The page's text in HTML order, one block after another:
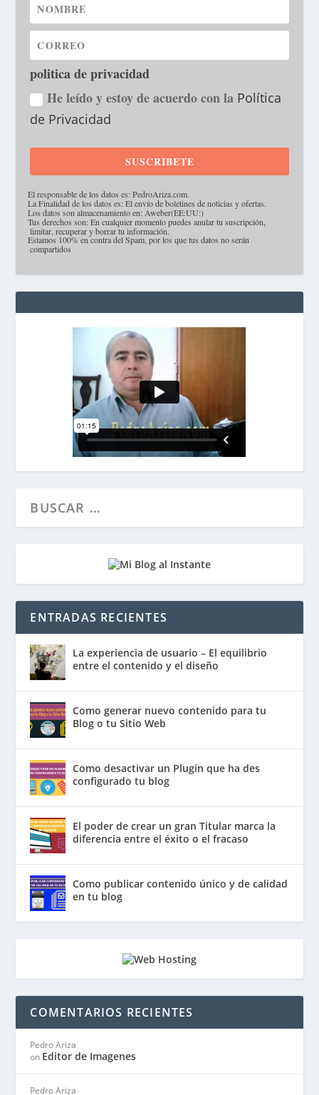
politica de privacidad
He leído y estoy de acuerdo con la Política
de Privacidad
SUSCRIBETE
El responsable de los datos es: PedroAriza.com.
La Finalidad de los datos es: El envío de boletines de noticias y ofertas.
Los datos son almacenamiento en: Aweber(EE:UU:)
Tus derechos son: En cualquier momento puedes anular tu suscripción,
limitar, recuperar y borrar tu información.
Estamos 100% en contra del Spam, por los que tus datos no serán
compartidos
ENTRADAS RECIENTES
La experiencia de usuario – El equilibrio
entre el contenido y el diseño
Como generar nuevo contenido para tu
Blog o tu Sitio Web
Como desactivar un Plugin que ha des
configurado tu blog
El poder de crear un gran Titular marca la
diferencia entre el éxito o el fracaso
Como publicar contenido único y de calidad
en tu blog
COMENTARIOS RECIENTES
Pedro Ariza
on Editor de Imagenes
Pedro Ariza